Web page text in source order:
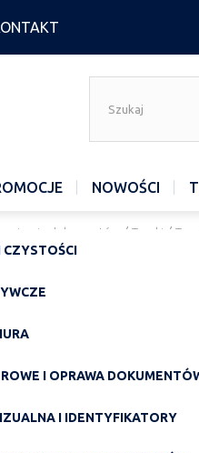
CZYSTOŚCI
I OPRAWA
I IDENTYFIKATORY
NOWOŚCI
dokumentów / Teczki /